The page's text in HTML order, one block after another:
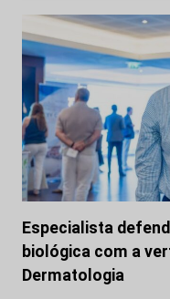
Especialista
biológica com a
Dermatologia